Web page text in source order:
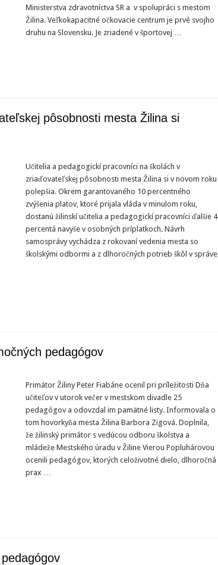
Ministerstva zdravotníctva SR a v spolupráci s mestom
Žilina. Veľkokapacitné očkovacie centrum je prvé svojho
druhu na Slovensku. Je zriadené v športovej …
pôsobnosti mesta Žilina si
Učitelia a pedagogickí pracovníci na školách v
zriaďovateľskej pôsobnosti mesta Žilina si v novom roku
polepšia. Okrem garantovaného 10 percentného
zvýšenia platov, ktoré prijala vláda v minulom roku,
dostanú žilinskí učitelia a pedagogickí pracovníci ďalšie 4
percentá navyše v osobných príplatkoch. Návrh
samosprávy vychádza z rokovaní vedenia mesta so
školskými odbormi a z dlhoročných potrieb škôl v správe
pedagógov
Primátor Žiliny Peter Fiabáne ocenil pri príležitosti Dňa
učiteľov v utorok večer v mestskom divadle 25
pedagógov a odovzdal im pamätné listy. Informovala o
tom hovorkyňa mesta Žilina Barbora Zigová. Doplnila,
že žilinský primátor s vedúcou odboru školstva a
mládeže Mestského úradu v Žiline Vierou Popluhárovou
ocenili pedagógov, ktorých celoživotné dielo, dlhoročná
prax …